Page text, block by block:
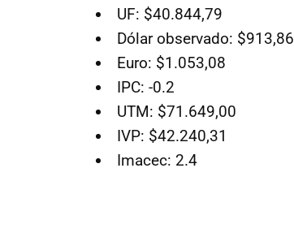
UF: $40.844,79
Dólar observado: $913,86
Euro: $1.053,08
IPC: -0.2
UTM: $71.649,00
IVP: $42.240,31
Imacec: 2.4